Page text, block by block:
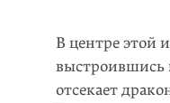
В центре этой
выстроившись
отсекает